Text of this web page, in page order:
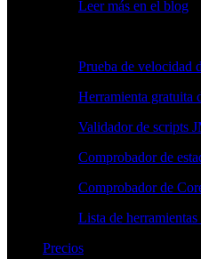
Leer más en el blog
Prueba de velocidad
Herramienta gratuita
Validador de scripts
Comprobador de
Comprobador de
Lista de
Precios